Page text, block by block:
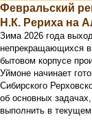
Февральский
Н.К. Рериха на
Зима 2026 года
непрекращающихся
бытовом корпусе
Уймоне начинает
Сибирского
об основных
выполнить в текущем